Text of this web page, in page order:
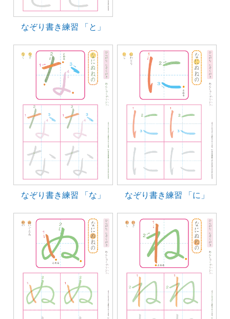
なぞり書き練習 「と」
なぞり書き練習 「な」 なぞり書き練習 「に」